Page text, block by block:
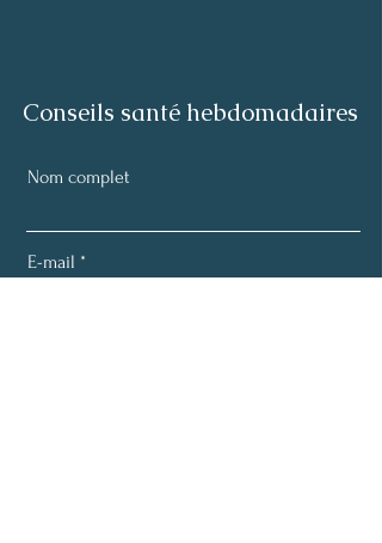
Conseils santé hebdomadaires
Nom complet
E-mail